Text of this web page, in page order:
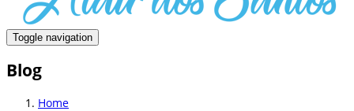
Toggle navigation
Blog
Home